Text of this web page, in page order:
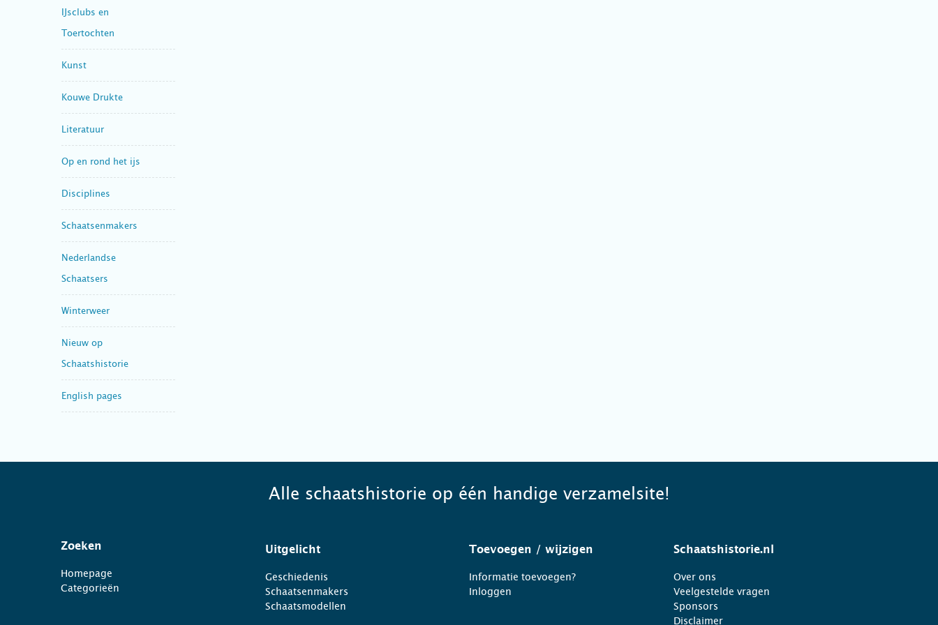
IJsclubs en
Toertochten
Kunst
Kouwe Drukte
Literatuur
Op en rond het ijs
Disciplines
Schaatsenmakers
Nederlandse
Schaatsers
Winterweer
Nieuw op
Schaatshistorie
English pages
Alle schaatshistorie op één handige verzamelsite!
Zoeken
Homepage
Categorieën
Uitgelicht
Geschiedenis
Schaatsenmakers
Schaatsmodellen
Toevoegen / wijzigen
Informatie toevoegen?
Inloggen
Schaatshistorie.nl
Over ons
Veelgestelde vragen
Sponsors
Disclaimer